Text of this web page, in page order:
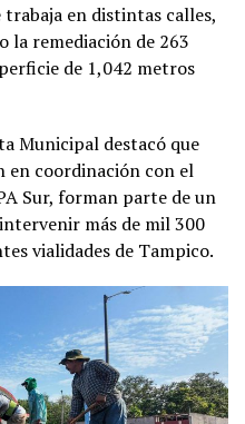
en distintas calles,
la remediación de 263
de 1,042 metros
Municipal destacó que
en coordinación con el
Sur, forman parte de un
más de mil 300
vialidades de Tampico.